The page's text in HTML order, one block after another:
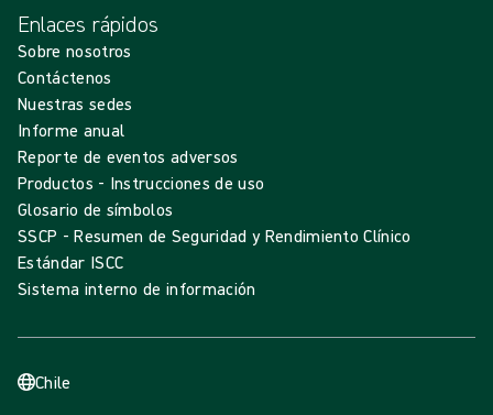
Enlaces rápidos
Sobre nosotros
Contáctenos
Nuestras sedes
Informe anual
Reporte de eventos adversos
Productos - Instrucciones de uso
Glosario de símbolos
SSCP - Resumen de Seguridad y Rendimiento Clínico
Estándar ISCC
Sistema interno de información
Chile